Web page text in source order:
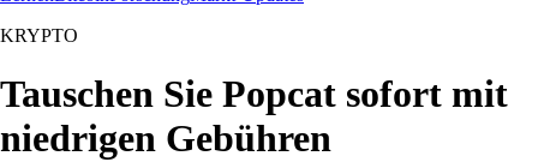
KRYPTO
Tauschen Sie Popcat sofort mit
niedrigen Gebühren